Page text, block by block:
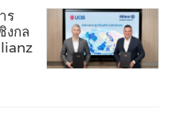
ร
งกล